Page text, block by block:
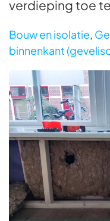
verdieping toe
Bouw en isolatie,
binnenkant